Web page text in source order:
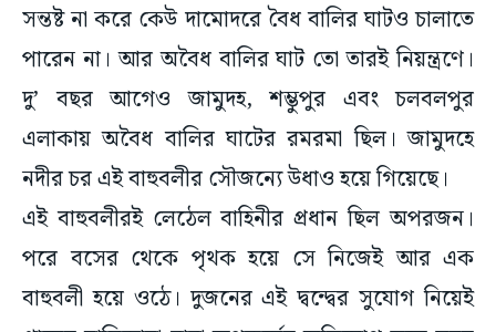
সন্তষ্ট না করে কেউ দামোদরে বৈধ বালির ঘাটও চালাতে
পারেন না। আর অবৈধ বালির ঘাট তো তারই নিয়ন্ত্রণে।
দু’ বছর আগেও জামুদহ, শম্ভুপুর এবং চলবলপুর
এলাকায় অবৈধ বালির ঘাটের রমরমা ছিল। জামুদহে
নদীর চর এই বাহুবলীর সৌজন্যে উধাও হয়ে গিয়েছে।
এই বাহুবলীরই লেঠেল বাহিনীর প্রধান ছিল অপরজন।
পরে বসের থেকে পৃথক হয়ে সে নিজেই আর এক
বাহুবলী হয়ে ওঠে। দুজনের এই দ্বন্দ্বের সুযোগ নিয়েই